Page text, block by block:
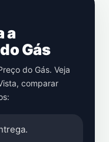
a
Gás
do Gás. Veja
, comparar